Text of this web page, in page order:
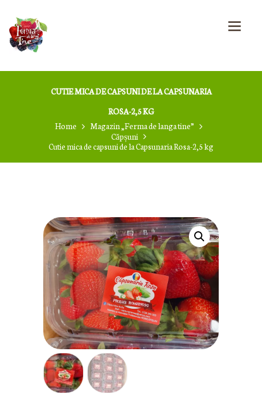
CUTIE MICA DE CAPSUNI DE LA CAPSUNARIA
ROSA-2,5 KG
Home
Magazin „Ferma de langa tine”
Căpșuni
Cutie mica de capsuni de la Capsunaria Rosa-2,5 kg
CUMPĂRĂ FRUCTE
PROASPETE!
EVENIMENTE LA
FERMĂ
DESPRE NOI
BLOG
CONTUL MEU
COȘ PRODUSE
CONTACT